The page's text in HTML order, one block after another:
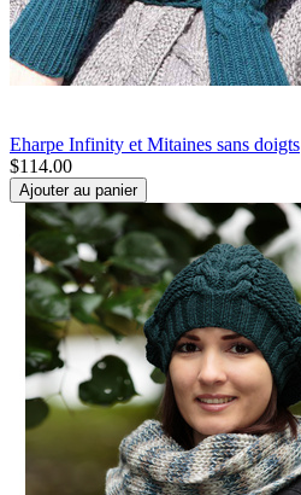
Eharpe Infinity et Mitaines sans doigts
$114.00
Ajouter au panier